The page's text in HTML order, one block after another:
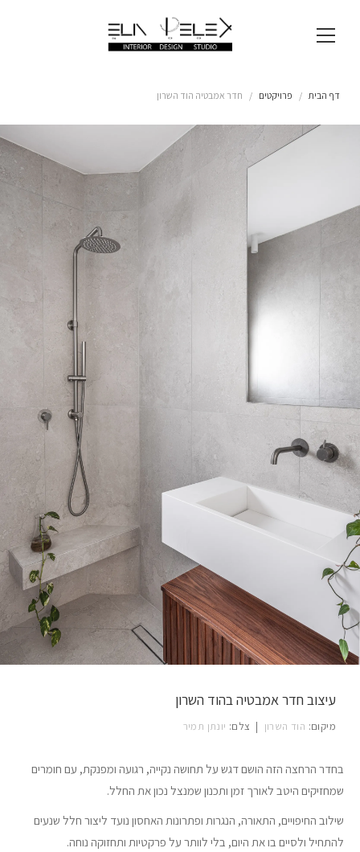
דף הבית פרויקטים חדר אמבטיה הוד השרון
עיצוב חדר אמבטיה בהוד השרון
מיקום: הוד השרון | צלם: יונתן תמיר
בחדר הרחצה הזה הושם דגש על תחושה נקייה, רגועה ומפנקת, עם חומרים
שמחזיקים היטב לאורך זמן ותכנון שמנצל נכון את החלל.
שילוב החיפויים, התאורה, הנגרות ופתרונות האחסון נועד ליצור חלל שנעים
להתחיל ולסיים בו את היום, בלי לוותר על פרקטיות ותחזוקה נוחה.